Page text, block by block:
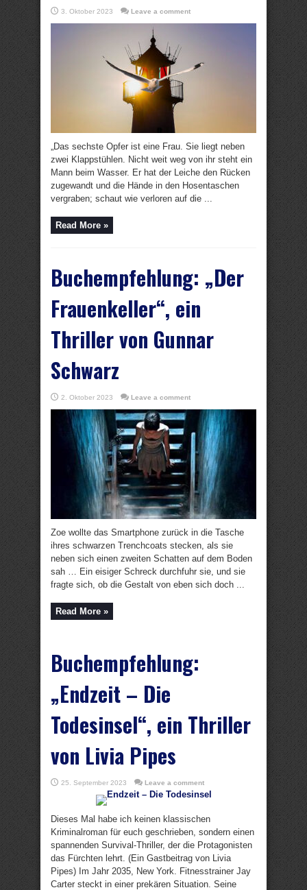
3. Oktober 2023 Leave a comment
„Das sechste Opfer ist eine Frau. Sie liegt neben
zwei Klappstühlen. Nicht weit weg von ihr steht ein
Mann beim Wasser. Er hat der Leiche den Rücken
zugewandt und die Hände in den Hosentaschen
vergraben; schaut wie verloren auf die ...
Read More »
Buchempfehlung: „Der
Frauenkeller“, ein
Thriller von Gunnar
Schwarz
2. Oktober 2023 Leave a comment
Zoe wollte das Smartphone zurück in die Tasche
ihres schwarzen Trenchcoats stecken, als sie
neben sich einen zweiten Schatten auf dem Boden
sah … Ein eisiger Schreck durchfuhr sie, und sie
fragte sich, ob die Gestalt von eben sich doch ...
Read More »
Buchempfehlung:
„Endzeit – Die
Todesinsel“, ein Thriller
von Livia Pipes
25. September 2023 Leave a comment
Dieses Mal habe ich keinen klassischen
Kriminalroman für euch geschrieben, sondern einen
spannenden Survival-Thriller, der die Protagonisten
das Fürchten lehrt. (Ein Gastbeitrag von Livia
Pipes) Im Jahr 2035, New York. Fitnesstrainer Jay
Carter steckt in einer prekären Situation. Seine